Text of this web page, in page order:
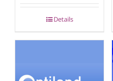
Details